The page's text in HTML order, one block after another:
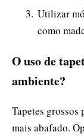
Utilizar
como
O uso de
ambiente?
Tapetes
mais abafado.